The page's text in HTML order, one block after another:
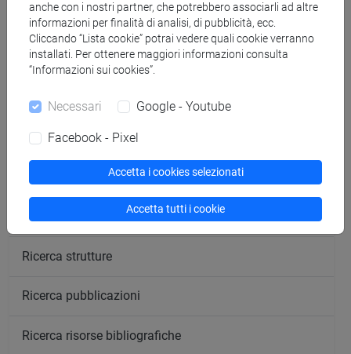
segui il feed
Cerca nel sito
Ricerca persone
Ricerca insegnamenti
Ricerca sedi
Ricerca strutture
Ricerca pubblicazioni
Ricerca risorse bibliografiche
anche con i nostri partner, che potrebbero associarli ad altre
informazioni per finalità di analisi, di pubblicità, ecc.
Cliccando “Lista cookie” potrai vedere quali cookie verranno
installati. Per ottenere maggiori informazioni consulta
“Informazioni sui cookies”.
Necessari Google - Youtube
Facebook - Pixel
Accetta i cookies selezionati
Accetta tutti i cookie